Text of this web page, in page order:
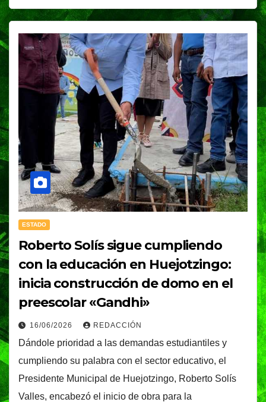
ESTADO
Roberto Solís sigue cumpliendo
con la educación en Huejotzingo:
inicia construcción de domo en el
preescolar «Gandhi»
16/06/2026 REDACCIÓN
Dándole prioridad a las demandas estudiantiles y
cumpliendo su palabra con el sector educativo, el
Presidente Municipal de Huejotzingo, Roberto Solís
Valles, encabezó el inicio de obra para la